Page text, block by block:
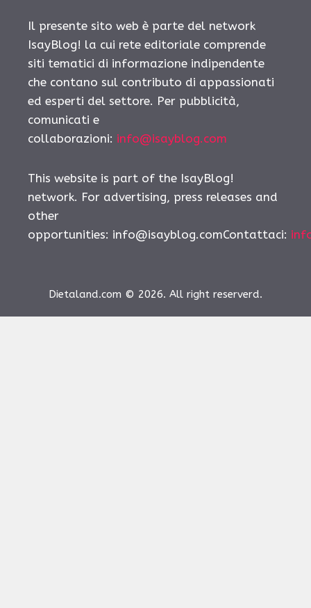
Il presente sito web è parte del network
IsayBlog! la cui rete editoriale comprende
siti tematici di informazione indipendente
che contano sul contributo di appassionati
ed esperti del settore. Per pubblicità,
comunicati e
collaborazioni: info@isayblog.com
This website is part of the IsayBlog!
network. For advertising, press releases and
other
opportunities: info@isayblog.comContattaci:
Dietaland.com © 2026. All right reserverd.